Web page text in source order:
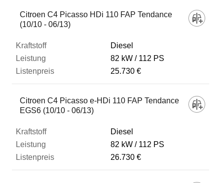
Citroen C4 Picasso HDi 110 FAP Tendance
(10/10 - 06/13)
Diesel
82 kW
112 PS
25.730 €
Citroen C4 Picasso e-HDi 110 FAP Tendance
EGS6 (10/10 - 06/13)
Diesel
82 kW
112 PS
26.730 €